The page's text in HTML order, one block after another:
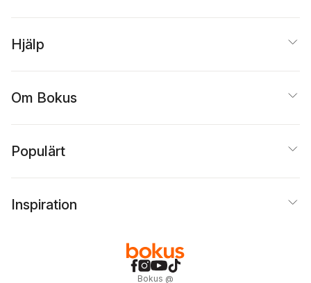
Hjälp
Om Bokus
Populärt
Inspiration
Bokus @